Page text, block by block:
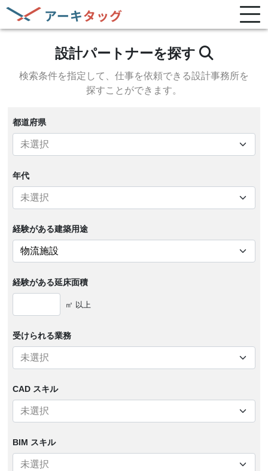
設計パートナーを探す
検索条件を指定して、 仕事を依頼できる設計事務所を
探すことができます。
都道府県
年代
経験がある建築用途
経験がある延床面積
㎡ 以上
受けられる業務
CAD スキル
BIM スキル